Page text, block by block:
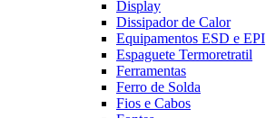
Display
Dissipador de Calor
Equipamentos ESD e EPI
Espaguete Termoretratil
Ferramentas
Ferro de Solda
Fios e Cabos